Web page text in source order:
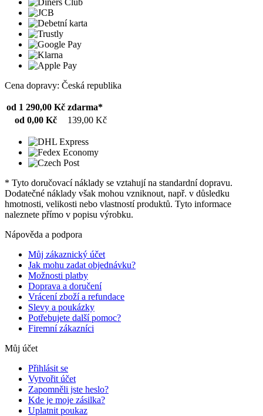
Cena dopravy: Česká republika
od 1 290,00 Kč zdarma*
od 0,00 Kč
139,00 Kč
* Tyto doručovací náklady se vztahují na standardní dopravu.
Dodatečné náklady však mohou vzniknout, např. v důsledku
hmotnosti, velikosti nebo vlastností produktů. Tyto informace
naleznete přímo v popisu výrobku.
Nápověda a podpora
Můj zákaznický účet
Jak mohu zadat objednávku?
Možnosti platby
Doprava a doručení
Vrácení zboží a refundace
Slevy a poukázky
Potřebujete další pomoc?
Firemní zákazníci
Můj účet
Přihlásit se
Vytvořit účet
Zapomněli jste heslo?
Kde je moje zásilka?
Uplatnit poukaz